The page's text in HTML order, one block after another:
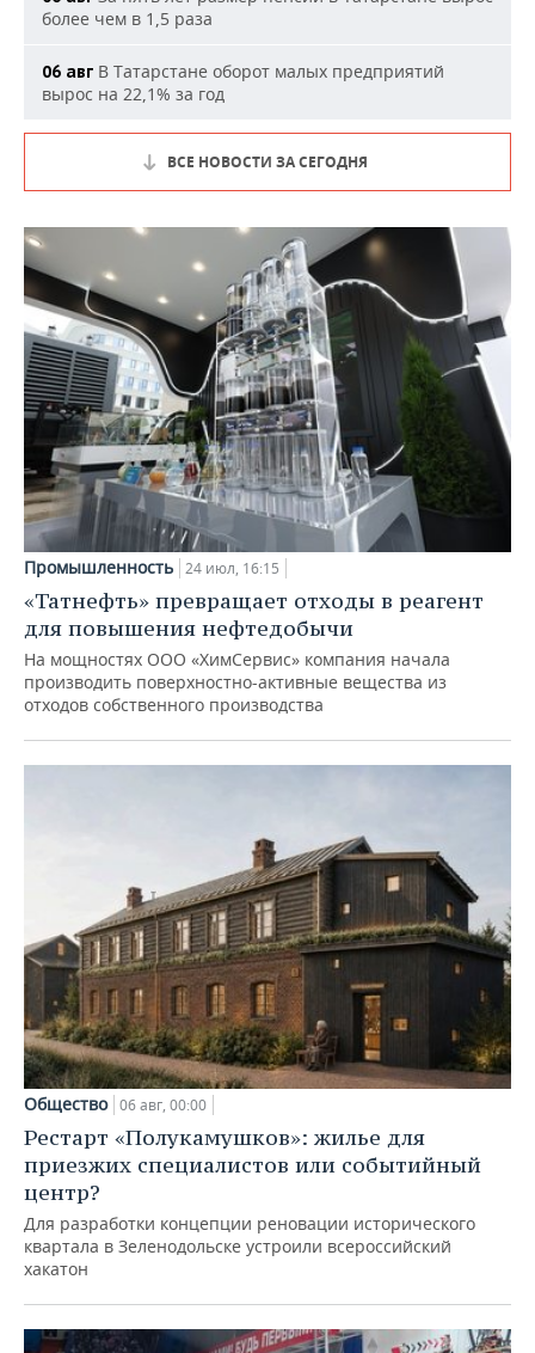
более чем в 1,5 раза
06 авг В Татарстане оборот малых предприятий
вырос на 22,1% за год
ВСЕ НОВОСТИ ЗА СЕГОДНЯ
Промышленность 24 июл, 16:15
«Татнефть» превращает отходы в реагент
для повышения нефтедобычи
На мощностях ООО «ХимСервис» компания начала
производить поверхностно-активные вещества из
отходов собственного производства
Общество 06 авг, 00:00
Рестарт «Полукамушков»: жилье для
приезжих специалистов или событийный
центр?
Для разработки концепции реновации исторического
квартала в Зеленодольске устроили всероссийский
хакатон